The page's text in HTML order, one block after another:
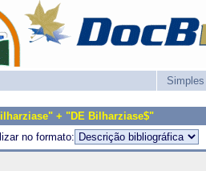
Simples
+ "DE Bilharziase$"
no formato: